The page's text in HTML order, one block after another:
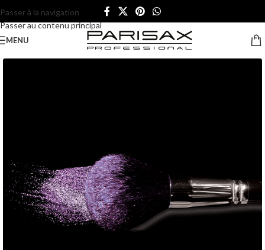
Passer à la navigation
Passer au contenu principal
MENU